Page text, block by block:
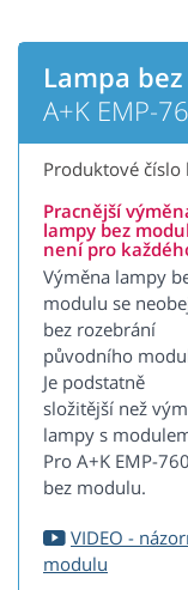
Lampa
A+K EMP-
Produktové
Pracnější
lampy bez
není pro
Výměna lampy
modulu se
bez rozebrání
původního
Je podstatně
složitější než
lampy s
Pro A+K EMP-
bez modulu.
VIDEO -
modulu